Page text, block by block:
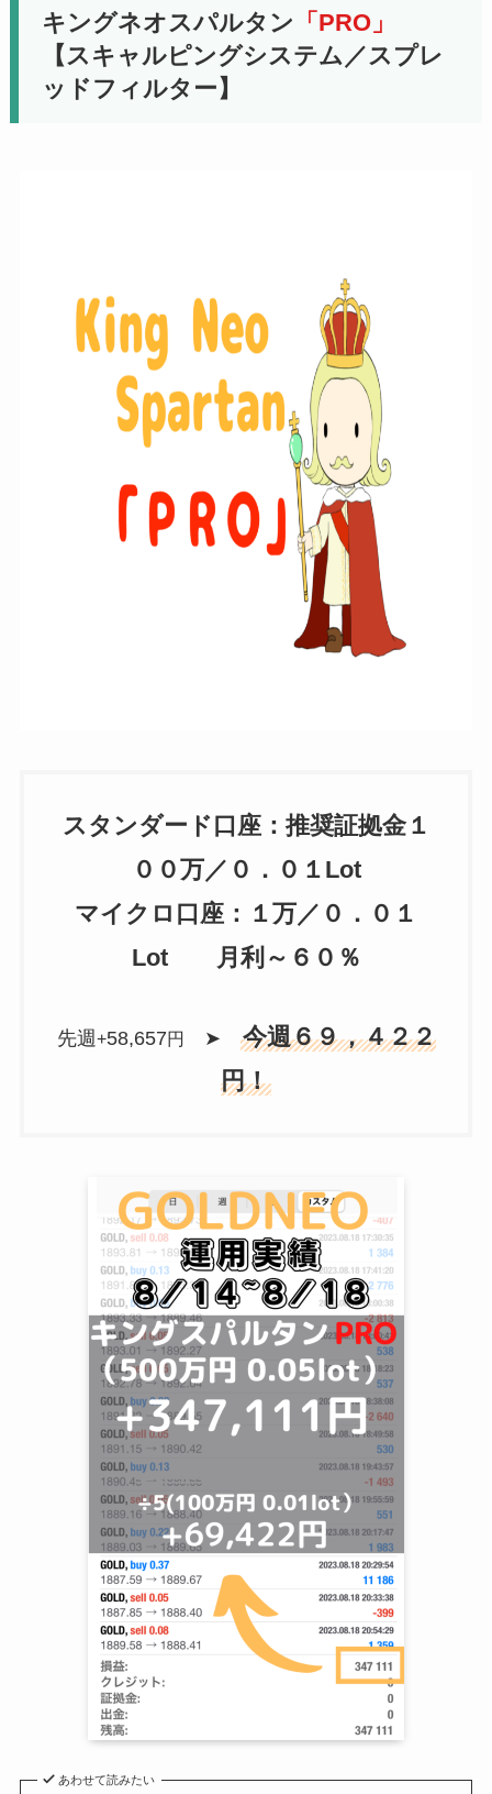
キングネオスパルタン
「PRO」
【スキャルピングシステム／スプレ
ッドフィルター】
スタンダード口座：推奨証拠金１
００万／０．０１Lot
マイクロ口座：１万／０．０１
Lot 月利～６０％
先週+58,657円 ➤ 今週６９，４２２
円！
あわせて読みたい